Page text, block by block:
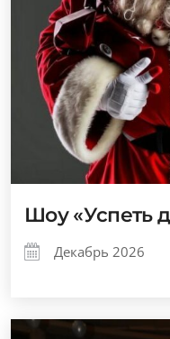
Шоу «Успеть
Декабрь 2026